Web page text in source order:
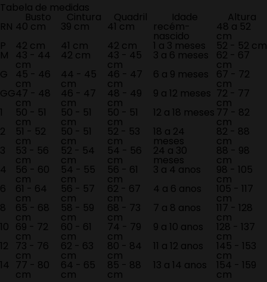
Tabela de medidas
Busto Cintura Quadril Idade Altura
RN 40 cm 39 cm 41 cm recém-
nascido
48 a 52
cm
P 42 cm 41 cm 42 cm 1 a 3 meses 52 - 52 cm
M 43 - 44
cm
42 cm 43 - 45
cm
3 a 6 meses 62 - 67
cm
G 45 - 46
cm
44 - 45
cm
46 - 47
cm
6 a 9 meses 67 - 72
cm
GG47 - 48
cm
46 - 47
cm
48 - 49
cm
9 a 12 meses 72 - 77
cm
1 50 - 51
cm
50 - 51
cm
50 - 51
cm
12 a 18 meses 77 - 82
cm
2 51 - 52
cm
50 - 51
cm
52 - 53
cm
18 a 24
meses
82 - 88
cm
3 53 - 56
cm
52 - 54
cm
54 - 56
cm
24 a 30
meses
88 - 98
cm
4 56 - 60
cm
54 - 55
cm
56 - 61
cm
3 a 4 anos 98 - 105
cm
6 61 - 64
cm
56 - 57
cm
62 - 67
cm
4 a 6 anos 105 - 117
cm
8 65 - 68
cm
58 - 59
cm
68 - 73
cm
7 a 8 anos 117 - 128
cm
10 69 - 72
cm
60 - 61
cm
74 - 79
cm
9 a 10 anos 128 - 137
cm
12 73 - 76
cm
62 - 63
cm
80 - 84
cm
11 a 12 anos 145 - 153
cm
14 77 - 80
cm
64 - 65
cm
85 - 88
cm
13 a 14 anos 154 - 159
cm